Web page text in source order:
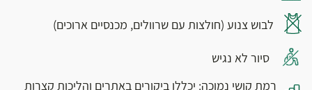
לבוש צנוע (חולצות עם שרוולים, מכנסיים ארוכים)
סיור לא נגיש
רמת קושי נמוכה: יכללו ביקורים באתרים והליכות קצרות